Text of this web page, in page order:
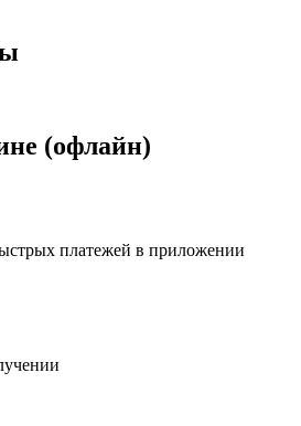
(офлайн)
платежей в приложении